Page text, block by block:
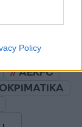
Policy
ισχύουν
ΑΕΚFC